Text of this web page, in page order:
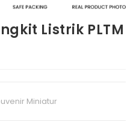
Listrik PLTM
Miniatur